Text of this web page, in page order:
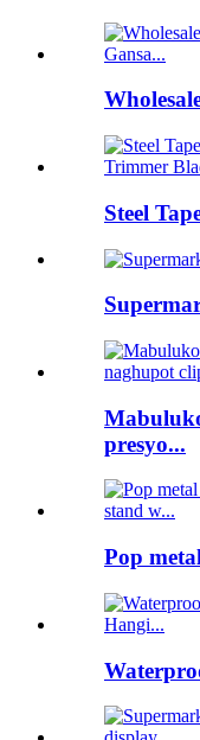
Steel
presyo...
Pop